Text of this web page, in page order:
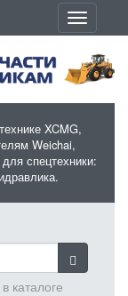
Toggle
XCMG,
Weichai,
спецтехники:
каталоге